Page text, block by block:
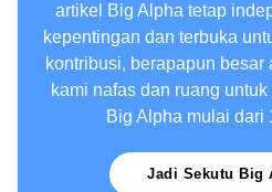
artikel Big Alpha tetap
kepentingan dan terbuka
kontribusi, berapapun besar
kami nafas dan ruang
Big Alpha mulai dari
Jadi Sekutu Big